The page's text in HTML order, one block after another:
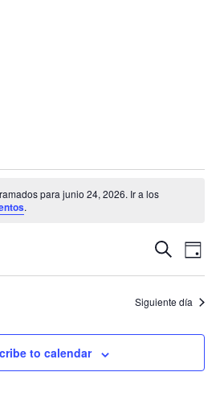
para junio 24, 2026. Ir a los
.
y
de
Buscar
de
de
Día
Siguiente día
to calendar